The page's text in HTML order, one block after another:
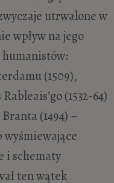
utrwalone w
wpływ na jego
(1509),
(1532-64)
(1494) –
wyśmiewające
i schematy
ten wątek